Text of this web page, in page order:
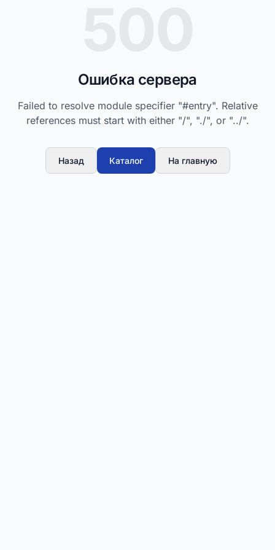
Ошибка сервера
Failed to resolve module specifier "#entry". Relative
references must start with either "/", "./", or "../".
Назад Каталог На главную